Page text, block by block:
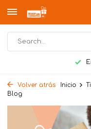
Volver atrás Inicio
Blog